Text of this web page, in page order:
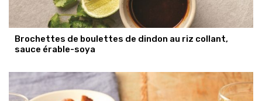
Brochettes de boulettes de dindon au riz collant,
sauce érable-soya